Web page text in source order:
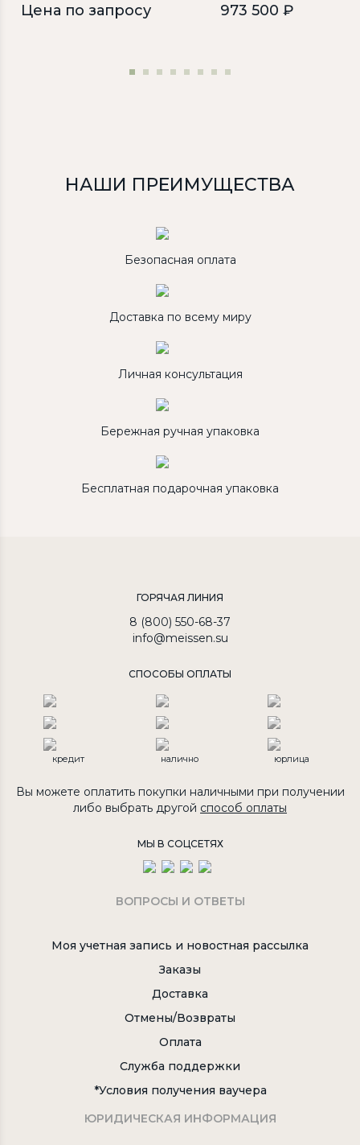
Цена по запросу 973 500 ₽
НАШИ ПРЕИМУЩЕСТВА
Безопасная оплата
Доставка по всему миру
Личная консультация
Бережная ручная упаковка
Бесплатная подарочная упаковка
ГОРЯЧАЯ ЛИНИЯ
8 (800) 550-68-37
info@meissen.su
СПОСОБЫ ОПЛАТЫ
кредит налично юрлица
Вы можете оплатить покупки наличными при получении
либо выбрать другой способ оплаты
МЫ В СОЦСЕТЯХ
ВОПРОСЫ И ОТВЕТЫ
Моя учетная запись и новостная рассылка
Заказы
Доставка
Отмены/Возвраты
Оплата
Служба поддержки
*Условия получения ваучера
ЮРИДИЧЕСКАЯ ИНФОРМАЦИЯ